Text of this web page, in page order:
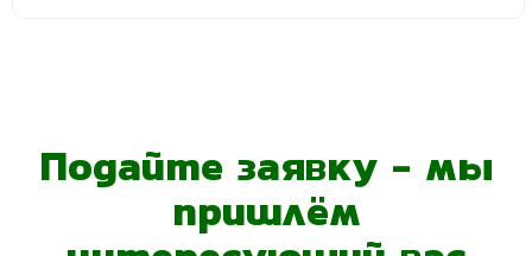
Подайте заявку - мы
пришлём